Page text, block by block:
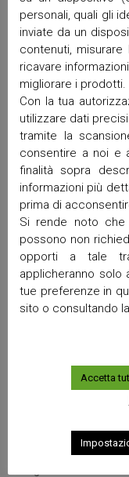
Febbraio 2026
Gennaio 2026
Dicembre 2025
Novembre 2025
Ottobre 2025
Settembre 2025
Maggio 2025
Aprile 2025
Marzo 2025
Febbraio 2025
Gennaio 2025
Dicembre 2024
Ottobre 2024
Settembre 2024
Luglio 2024
Giugno 2024
Gennaio 2024
Ottobre 2023
Settembre 2023
personali, quali gli
inviate da un
contenuti,
ricavare
migliorare i prodotti.
Con la tua
utilizzare dati
tramite la
consentire a noi e
finalità sopra
informazioni più
prima di
Si rende noto che
possono non
opporti a tale
applicheranno
tue preferenze in
sito o consultando
Accetta